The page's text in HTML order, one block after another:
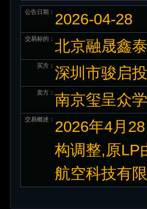
公告日期： 2026-04-28
交易标的： 北京融晟鑫
买方： 深圳市骏启
卖方： 南京玺呈众
交易概述： 2026年4月
构调整,原LP
航空科技有